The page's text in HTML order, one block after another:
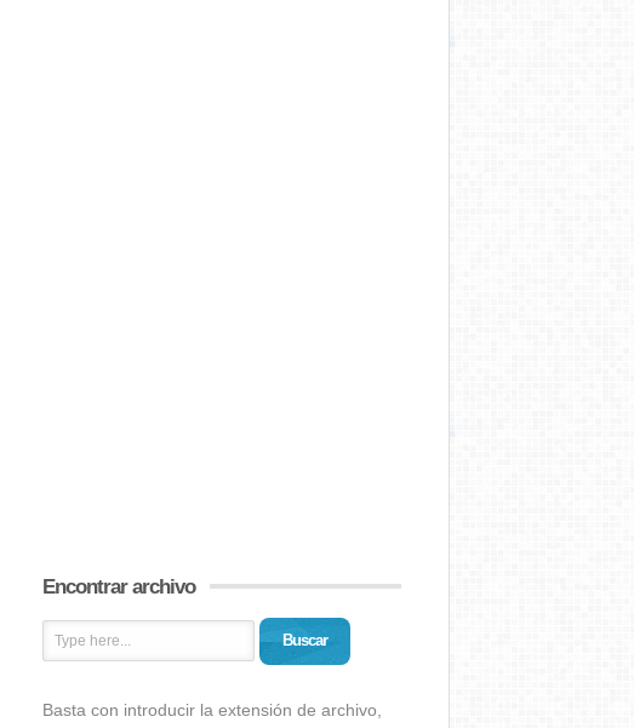
Encontrar archivo
Buscar
Basta con introducir la extensión de archivo,